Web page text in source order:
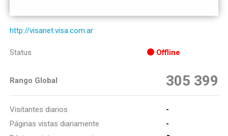
http://visanet.visa.com.ar
Status Offline
Rango Global 305 399
Visitantes diarios
-
Páginas vistas diariamente
-